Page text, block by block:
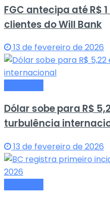
FGC antecipa até R$
clientes do Will Bank
13 de fevereiro de 2026
Dólar sobe para R$
turbulência
13 de fevereiro de 2026